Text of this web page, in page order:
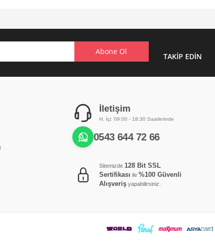
TAKIP EDIN
İletişim
H. İçi: 09:00 - 18:30 Saatlerinde
0543 644 72 66
Sitemizde 128 Bit SSL
Sertifikası ile %100 Güvenli
Alışveriş yapabilirsiniz.